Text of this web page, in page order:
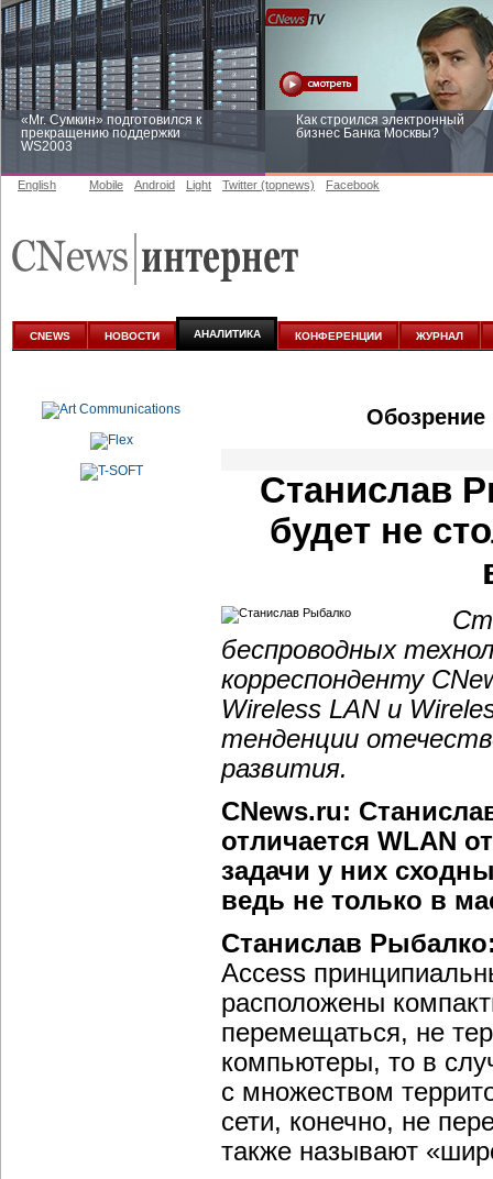
«Mr. Сумкин» подготовился к
прекращению поддержки
WS2003
Как строился электронный
бизнес Банка Москвы?
аналитике
English Mobile Android Light Twitter (topnews) Facebook
CNEWS НОВОСТИ АНАЛИТИКА КОНФЕРЕНЦИИ ЖУРНАЛ
Обозрение
Станислав
будет не
беспроводных
корреспонденту
Wireless LAN и
тенденции
развития.
CNews.ru:
отличается WLAN
задачи у них
ведь не только в
Станислав
Access
расположены
перемещаться, не
компьютеры, то в
с множеством
сети, конечно, не
также называют